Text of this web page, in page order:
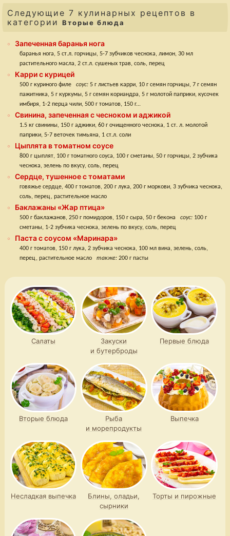
Следующие 7 кулинарных рецептов в
категорииВторые блюда
Запеченная баранья нога
баранья нога, 5 ст.л. горчицы, 5-7 зубчиков чеснока, лимон, 30 мл
растительного масла, 2 ст.л. сушеных трав, соль, перец
Карри с курицей
500 г куриного филесоус: 5 г листьев карри, 10 г семян горчицы, 7 г семян
пажитника, 5 г куркумы, 5 г семян кориандра, 5 г молотой паприки, кусочек
имбиря, 1-2 перца чили, 500 г томатов, 150 г...
Свинина, запеченная с чесноком и аджикой
1.5 кг свинины, 150 г аджики, 60 г очищенного чеснока, 1 ст. л. молотой
паприки, 5-7 веточек тимьяна, 1 ст.л. соли
Цыплята в томатном соусе
800 г цыплят, 100 г томатного соуса, 100 г сметаны, 50 г горчицы, 2 зубчика
чеснока, зелень по вкусу, соль, перец
Сердце, тушенное с томатами
говяжье сердце, 400 г томатов, 200 г лука, 200 г моркови, 3 зубчика чеснока,
соль, перец, растительное масло
Баклажаны «Жар птица»
500 г баклажанов, 250 г помидоров, 150 г сыра, 50 г беконасоус: 100 г
сметаны, 1-2 зубчика чеснока, зелень по вкусу, соль, перец
Паста с соусом «Маринара»
400 г томатов, 150 г лука, 2 зубчика чеснока, 100 мл вина, зелень, соль,
перец, растительное маслотакже: 200 г пасты
Салаты
Закуски
и бутерброды
Первые блюда
Вторые блюда
Рыба
и морепродукты
Выпечка
Несладкая выпечка
Блины, оладьи,
сырники
Торты и пирожные